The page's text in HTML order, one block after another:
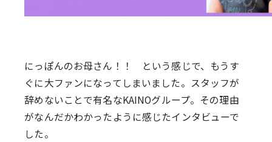
にっぽんのお母さん！！ という感じで、もうす
ぐに大ファンになってしまいました。スタッフが
辞めないことで有名なKAINOグループ。その理由
がなんだかわかったように感じたインタビューで
した。